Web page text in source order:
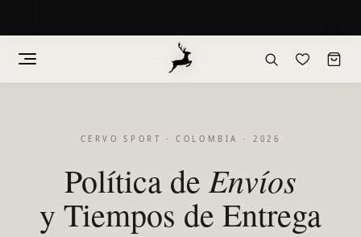
CERVO SPORT · COLOMBIA · 2026
Política de Envíos
y Tiempos de Entrega